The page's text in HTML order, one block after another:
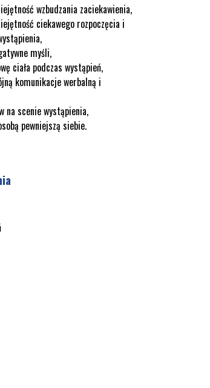
wzbudzania zaciekawienia,
ciekawego rozpoczęcia i
myśli,
ciała podczas wystąpień,
komunikacje werbalną i
na scenie wystąpienia,
pewniejszą siebie.